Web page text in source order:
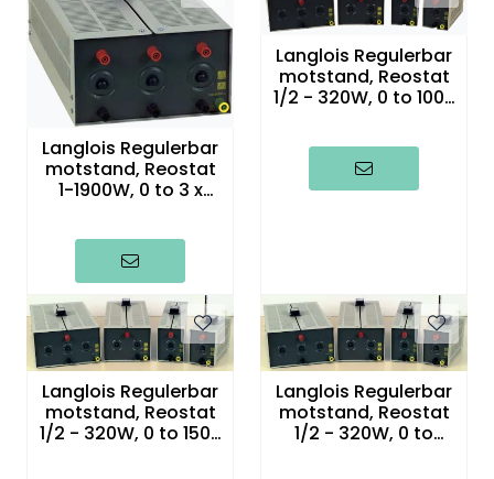
Langlois Regulerbar
motstand, Reostat
1-1900W, 0 to 3 x
Langlois Regulerbar
motstand, Reostat
1/2 - 320W, 0 to 100?
Langlois Regulerbar
motstand, Reostat
1/2 - 320W, 0 to 150?
Langlois Regulerbar
motstand, Reostat
1/2 - 320W, 0 to
Outlet